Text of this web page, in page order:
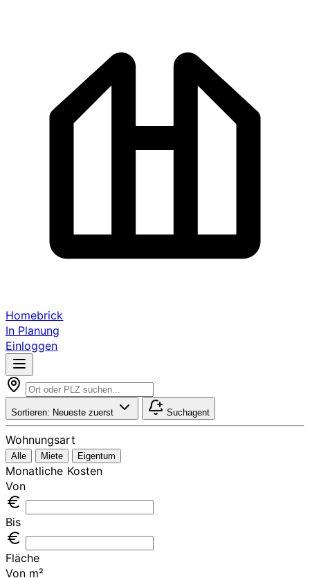
Homebrick
In Planung
Einloggen
Sortieren: Neueste zuerst Suchagent
Wohnungsart
Alle Miete Eigentum
Monatliche Kosten
Von
Bis
Fläche
Von m²